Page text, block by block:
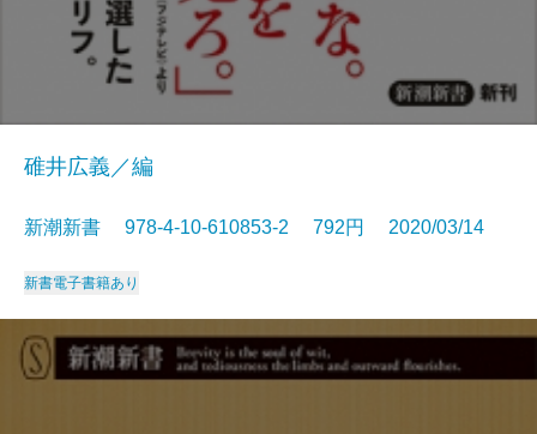
碓井広義／編
新潮新書 978-4-10-610853-2 792円 2020/03/14
新書電子書籍あり